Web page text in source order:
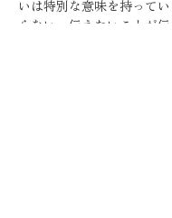
いは特別な意味を持って
らない、伝えたいことが